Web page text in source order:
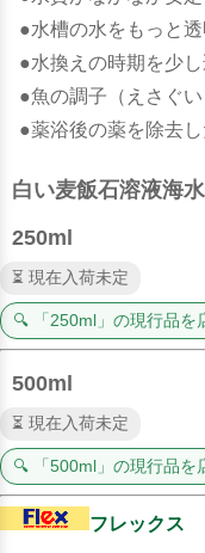
●水槽の水をもっと透
●水換えの時期を少
●魚の調子（えさぐい
●薬浴後の薬を除去し
白い麦飯石溶液海
250ml
⏳ 現在入荷未定
🔍 「250ml」の現行品を
500ml
⏳ 現在入荷未定
🔍 「500ml」の現行品を
フレックス